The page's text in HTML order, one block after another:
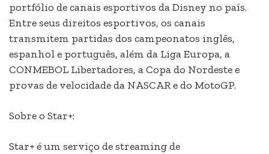
portfólio de canais esportivos da Disney no país.
Entre seus direitos esportivos, os canais
transmitem partidas dos campeonatos inglês,
espanhol e português, além da Liga Europa, a
CONMEBOL Libertadores, a Copa do Nordeste e
provas de velocidade da NASCAR e do MotoGP.
Sobre o Star+:
Star+ é um serviço de streaming de